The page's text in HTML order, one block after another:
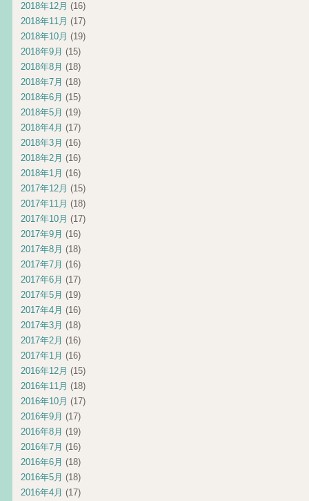
2018年12月 (16)
2018年11月 (17)
2018年10月 (19)
2018年9月 (15)
2018年8月 (18)
2018年7月 (18)
2018年6月 (15)
2018年5月 (19)
2018年4月 (17)
2018年3月 (16)
2018年2月 (16)
2018年1月 (16)
2017年12月 (15)
2017年11月 (18)
2017年10月 (17)
2017年9月 (16)
2017年8月 (18)
2017年7月 (16)
2017年6月 (17)
2017年5月 (19)
2017年4月 (16)
2017年3月 (18)
2017年2月 (16)
2017年1月 (16)
2016年12月 (15)
2016年11月 (18)
2016年10月 (17)
2016年9月 (17)
2016年8月 (19)
2016年7月 (16)
2016年6月 (18)
2016年5月 (18)
2016年4月 (17)